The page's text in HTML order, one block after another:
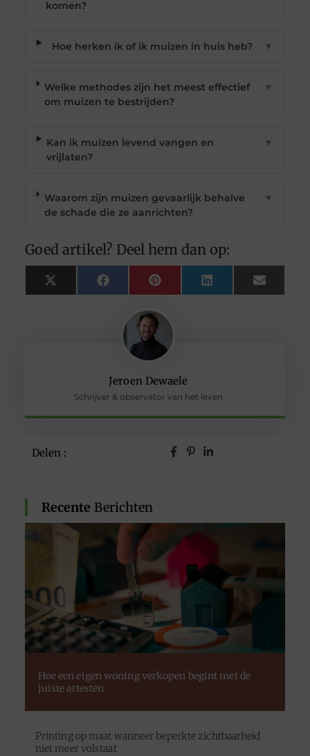
Jeroen Dewaele
Schrijver & observator van het leven
Delen :
Recente Berichten
Hoe een eigen woning verkopen begint met de
juiste attesten
Printing op maat wanneer beperkte zichtbaarheid
niet meer volstaat
komen?
Hoe herken ik of ik muizen in huis heb? ▼
Welke methodes zijn het meest effectief
om muizen te bestrijden?
▼
Kan ik muizen levend vangen en
vrijlaten?
▼
Waarom zijn muizen gevaarlijk behalve
de schade die ze aanrichten?
▼
Goed artikel? Deel hem dan op:
X
(Twitter)
FacebookPinterest LinkedIn Email